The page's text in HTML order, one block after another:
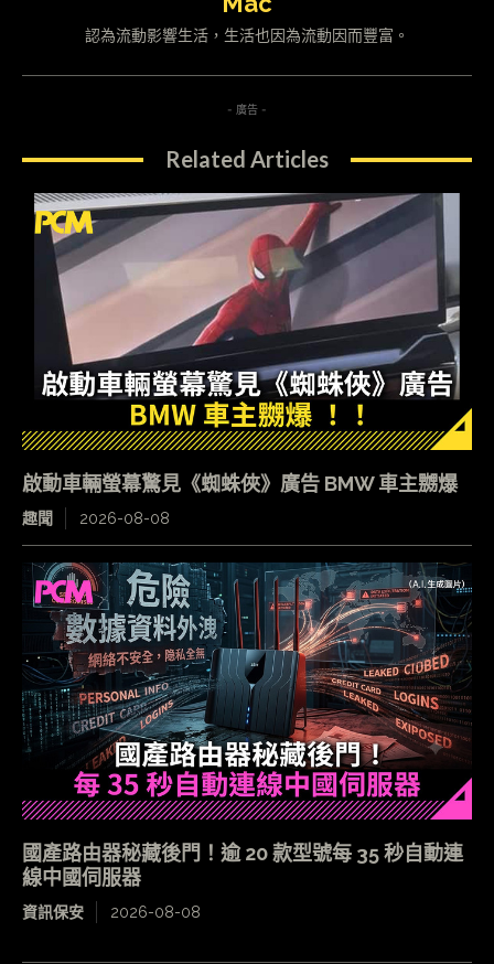
認為流動影響生活，生活也因為流動因而豐富。
- 廣告 -
Related Articles
啟動車輛螢幕驚見《蜘蛛俠》廣告 BMW 車主嬲爆
趣聞 2026-08-08
國產路由器秘藏後門！逾 20 款型號每 35 秒自動連
線中國伺服器
資訊保安 2026-08-08